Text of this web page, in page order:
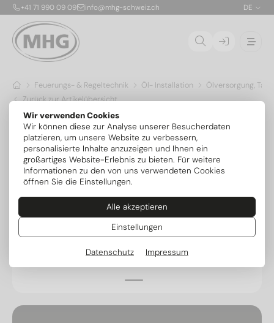
Wir verwenden Cookies
Wir können diese zur Analyse unserer Besucherdaten
platzieren, um unsere Website zu verbessern,
personalisierte Inhalte anzuzeigen und Ihnen ein
großartiges Website-Erlebnis zu bieten. Für weitere
Informationen zu den von uns verwendeten Cookies
öffnen Sie die Einstellungen.
Alle akzeptieren
Einstellungen
Datenschutz Impressum
+41 71 990 09 09 info@mhg-schweiz.ch DE
Feuerungs- & Regeltechnik Öl- Installation
Ölversorgung,
Zurück zur Artikelübersicht